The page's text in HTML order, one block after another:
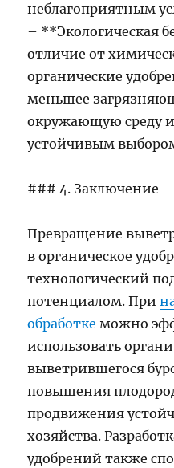
неблагоприятным
– **Экологическая
отличие от
органические
меньшее
окружающую среду
устойчивым
### 4. Заключение
Превращение
в органическое
технологический
потенциалом. При
обработке можно
использовать
выветрившегося
повышения
продвижения
хозяйства.
удобрений также